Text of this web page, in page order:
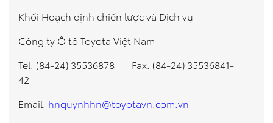
Khối Hoạch định chiến lược và Dịch vụ
Công ty Ô tô Toyota Việt Nam
Tel: (84-24) 35536878 Fax: (84-24) 35536841-
42
Email: hnquynhhn@toyotavn.com.vn